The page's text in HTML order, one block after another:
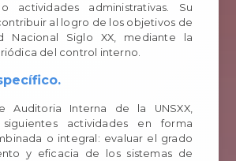
actividades administrativas. Su
al logro de los objetivos de
Nacional Siglo XX, mediante la
del control interno.
Auditoria Interna de la UNSXX,
actividades en forma
o integral: evaluar el grado
y eficacia de los sistemas de